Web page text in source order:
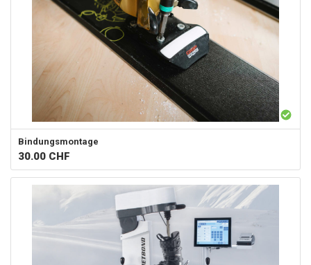
Bindungsmontage
30.00 CHF